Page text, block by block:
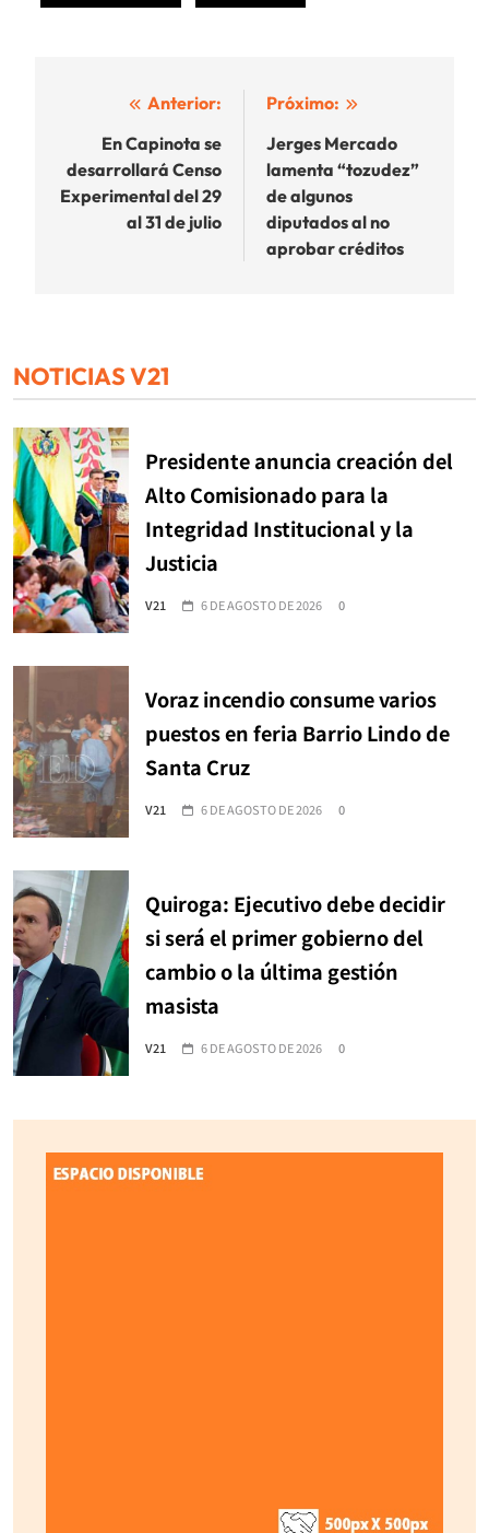
Navegación
entradas
Anterior:
En Capinota se
desarrollará Censo
Experimental del 29
al 31 de julio
Próximo:
Jerges Mercado
lamenta “tozudez”
de algunos
diputados al no
aprobar créditos
NOTICIAS V21
Presidente anuncia creación del
Alto Comisionado para la
Integridad Institucional y la
Justicia
V21 6 DE AGOSTO DE 2026 0
Voraz incendio consume varios
puestos en feria Barrio Lindo de
Santa Cruz
V21 6 DE AGOSTO DE 2026 0
Quiroga: Ejecutivo debe decidir
si será el primer gobierno del
cambio o la última gestión
masista
V21 6 DE AGOSTO DE 2026 0